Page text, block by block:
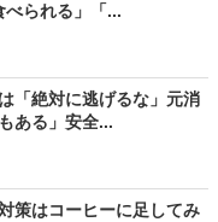
べられる」「...
「絶対に逃げるな」元消
ある」安全...
策はコーヒーに足してみ